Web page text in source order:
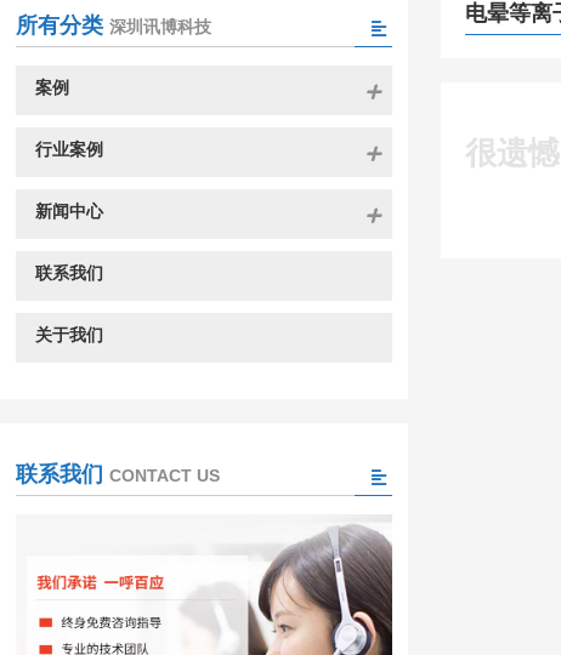
电晕等离
很遗
所有分类 深圳讯博科技
案例
行业案例
新闻中心
联系我们
关于我们
联系我们 CONTACT US